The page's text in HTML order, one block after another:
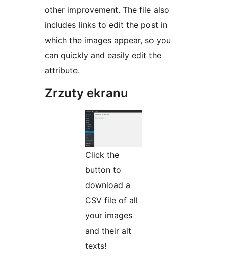
other improvement. The file also
includes links to edit the post in
which the images appear, so you
can quickly and easily edit the
attribute.
Zrzuty ekranu
Click the
button to
download a
CSV file of all
your images
and their alt
texts!